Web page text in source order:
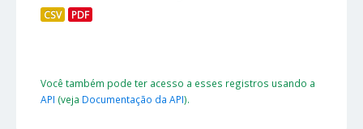
CSV PDF
Você também pode ter acesso a esses registros usando a
API (veja Documentação da API).